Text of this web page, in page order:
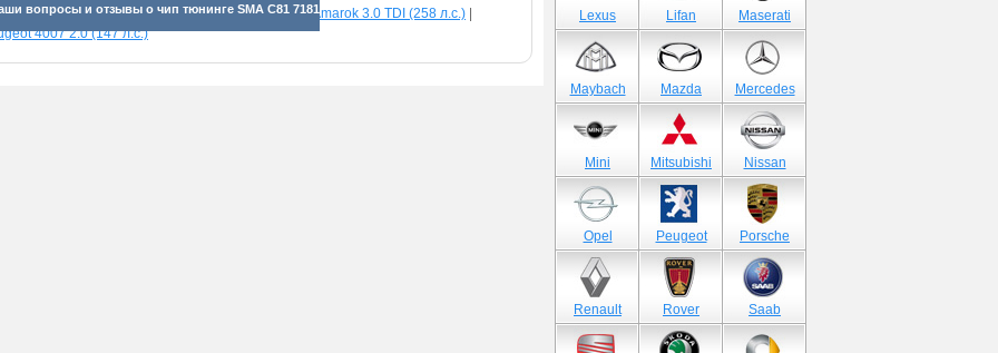
вопросы и отзывы о чип тюнинге SMA C81 7181
прибавки для разных машин: Volkswagen Amarok 3.0 TDI (258 л.с.) |
4007 2.0 (147 л.с.)
Lexus Lifan Maserati
Maybach Mazda Mercedes
Mini Mitsubishi Nissan
Opel Peugeot Porsche
Renault Rover Saab